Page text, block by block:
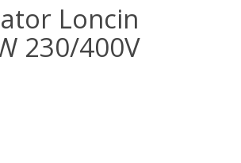
Loncin
230/400V